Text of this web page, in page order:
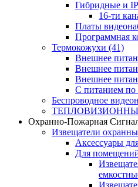
Гибридные и
16-ти
Платы
Программная
Термокожухи (41)
Внешнее
Внешнее
Внешнее
С питанием по
Беспроводное
Охранно-Пожарная
Извещатели
Аксессуары
Для